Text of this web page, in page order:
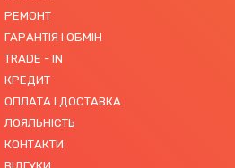
РЕМОНТ
ГАРАНТІЯ І ОБМІН
TRADE - IN
КРЕДИТ
ОПЛАТА І ДОСТАВКА
ЛОЯЛЬНІСТЬ
КОНТАКТИ